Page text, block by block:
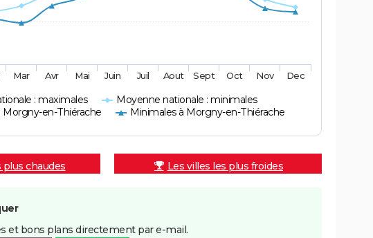
: maximales
Moyenne nationale : minimales
Morgny-en-Thiérache
Minimales à Morgny-en-Thiérache
Mar Avr Mai Juin Juil Aout Sept Oct Nov Dec
plus chaudes Les villes les plus froides
et bons plans directement par e-mail.